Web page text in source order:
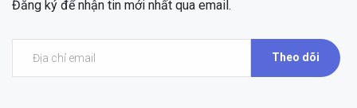
Đăng ký để nhận tin mới nhất qua email.
Theo dõi